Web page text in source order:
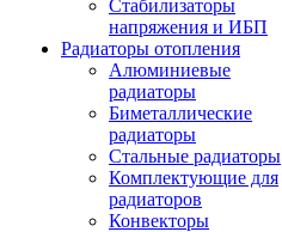
Стабилизаторы
напряжения и ИБП
Радиаторы отопления
Алюминиевые
радиаторы
Биметаллические
радиаторы
Стальные радиаторы
Комплектующие для
радиаторов
Конвекторы